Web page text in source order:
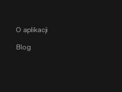
O aplikacji
Blog